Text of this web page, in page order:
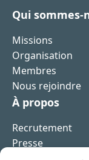
Qui sommes-
Missions
Organisation
Membres
Nous rejoindre
À propos
Recrutement
Presse